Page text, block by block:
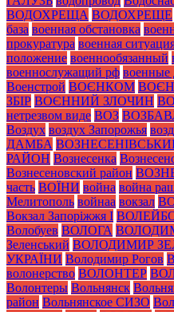
ВОДОХРЕЩА ВОДОХРЕЩЕ
база военная обстановка
прокуратура военная
положение военнообязанный
военнослужащий рф военные
Военстрой ВОЄНКОМ
ЗБІР ВОЄННИЙ ЗЛОЧИН
нетрезвом виде ВОЗ
Воздух воздух Запорожья
ДАМБА
РАЙОН Вознесенка
Вознесеновский район
часть ВОЇНИ война война
Мелитополь войнаа вокзал
Вокзал Запоріжжя І
Волобуев ВОЛОГА
Зеленський ВОЛОДИМИР
УКРАЇНИ Володимир Рогов
волонерство ВОЛОНТЕР
Волонтеры Вольнянск
район Вольнянское СИЗО